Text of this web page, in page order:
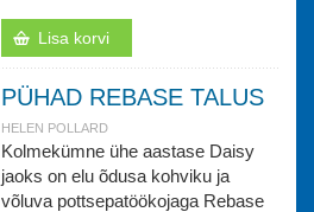
Lisa korvi
PÜHAD REBASE TALUS
HELEN POLLARD
Kolmekümne ühe aastase Daisy
jaoks on elu õdusa kohviku ja
võluva pottsepatöökojaga Rebase